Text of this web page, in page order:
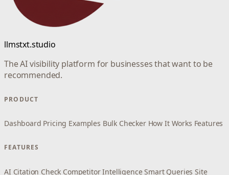
llmstxt.studio
The AI visibility platform for businesses that want to be
recommended.
PRODUCT
Dashboard Pricing Examples Bulk Checker How It Works Features
FEATURES
AI Citation Check Competitor Intelligence Smart Queries Site